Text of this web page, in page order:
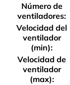
Número de
ventiladores:
Velocidad del
ventilador
(min):
Velocidad de
ventilador
(max):